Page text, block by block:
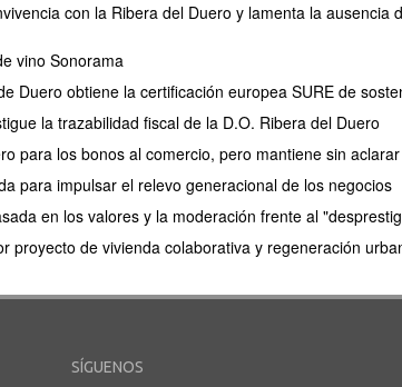
con la Ribera del Duero y lamenta la ausencia
vino Sonorama
Duero obtiene la certificación europea SURE de
la trazabilidad fiscal de la D.O. Ribera del Duero
para los bonos al comercio, pero mantiene sin
para impulsar el relevo generacional de los negocios
en los valores y la moderación frente al
proyecto de vivienda colaborativa y regeneración
SÍGUENOS